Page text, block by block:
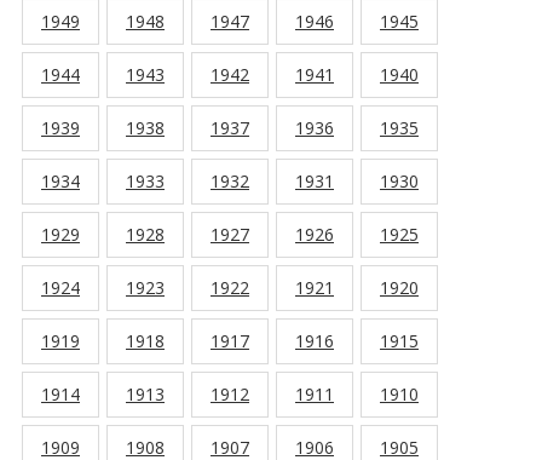
1949 1948 1947 1946 1945
1944 1943 1942 1941 1940
1939 1938 1937 1936 1935
1934 1933 1932 1931 1930
1929 1928 1927 1926 1925
1924 1923 1922 1921 1920
1919 1918 1917 1916 1915
1914 1913 1912 1911 1910
1909 1908 1907 1906 1905